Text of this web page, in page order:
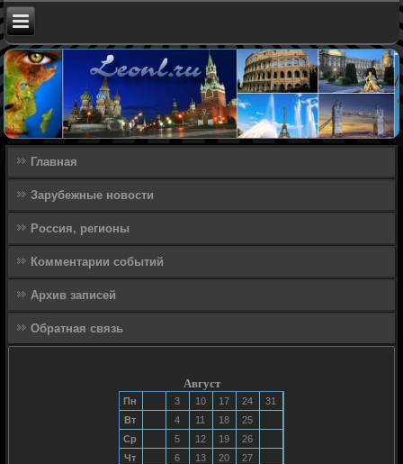
Главная
Зарубежные новости
Россия, регионы
Комментарии событий
Архив записей
Обратная связь
Август
Пн 3 10 17 24
31
Вт
4 11 18
25
Ср
5 12 19
26
Чт
6 13 20
27